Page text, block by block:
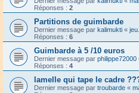
Réponses : 2
Partitions de guimbarde
Dernier message par kalimukti «
Réponses : 6
Guimbarde à 5 /10 euros
Dernier message par philippe72000
Réponses : 4
lamelle qui tape le cadre
Dernier message par troubarde «